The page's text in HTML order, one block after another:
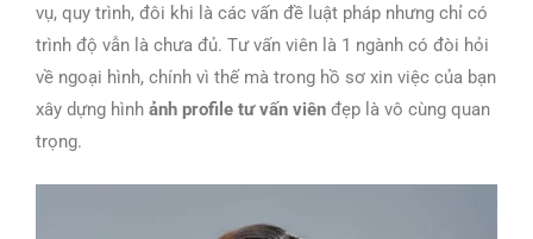
vụ, quy trình, đôi khi là các vấn đề luật pháp nhưng chỉ có
trình độ vẫn là chưa đủ. Tư vấn viên là 1 ngành có đòi hỏi
về ngoại hình, chính vì thế mà trong hồ sơ xin việc của bạn
xây dựng hình ảnh profile tư vấn viên đẹp là vô cùng quan
trọng.